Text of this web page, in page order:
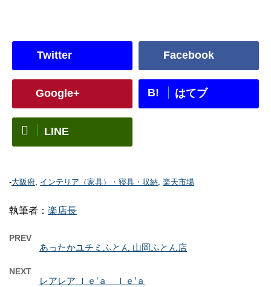
Twitter Facebook
Google+ B! はてブ
LINE
-大阪府, インテリア（家具）・寝具・収納, 楽天市場
執筆者： 楽店長
PREV
あったかユチミふとん 山岡ふとん店
NEXT
レアレア ｌｅ’ａ ｌｅ’ａ